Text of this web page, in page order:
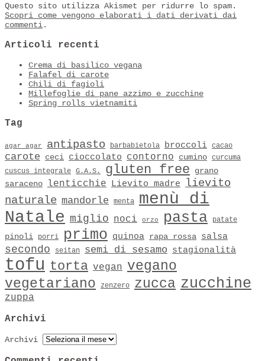
Questo sito utilizza Akismet per ridurre lo spam.
Scopri come vengono elaborati i dati derivati dai
commenti.
Articoli recenti
Crema di basilico vegana
Falafel di carote
Chili di fagioli
Millefoglie di pane azzimo e zucchine
Spring rolls vietnamiti
Tag
agar agar antipasto barbabietola broccoli cacao
carote ceci cioccolato contorno cumino curcuma
cuscus integrale G.A.S. gluten free
grano
saraceno
lenticchie Lievito madre lievito
naturale mandorle menta
menù di
Natale miglio noci orzo pasta patate
pinoli porri primo quinoa rapa rossa salsa
secondo seitan semi di sesamo stagionalità
tofu torta vegan vegano
vegetariano
zenzero zucca zucchine
zuppa
Archivi
Archivi